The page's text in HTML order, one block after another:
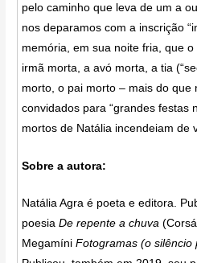
pelo caminho que leva de um a
nos deparamos com a inscrição
memória, em sua noite fria, que
irmã morta, a avó morta, a tia
morto, o pai morto – mais do que
convidados para “grandes festas
mortos de Natália incendeiam de
Sobre a autora:
Natália Agra é poeta e editora.
poesiaDe repente a chuva
MegamíniFotogramas (o silêncio